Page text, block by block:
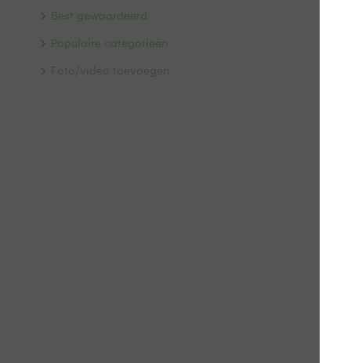
Best gewaardeerd
Populaire categorieën
Foto/video toevoegen